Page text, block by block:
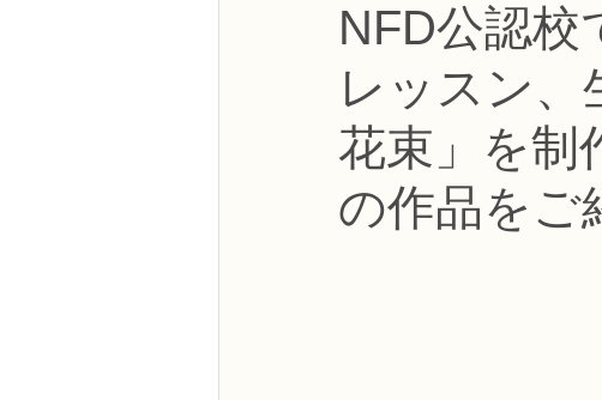
NFDフラワーデザイナー資格検定3級コース
フラワー装飾技能検定3級 趣味で楽しむ
NFDディプロマアーティフィシャルコース
NFD公認校
レッスン、
花束」を制
の作品をご